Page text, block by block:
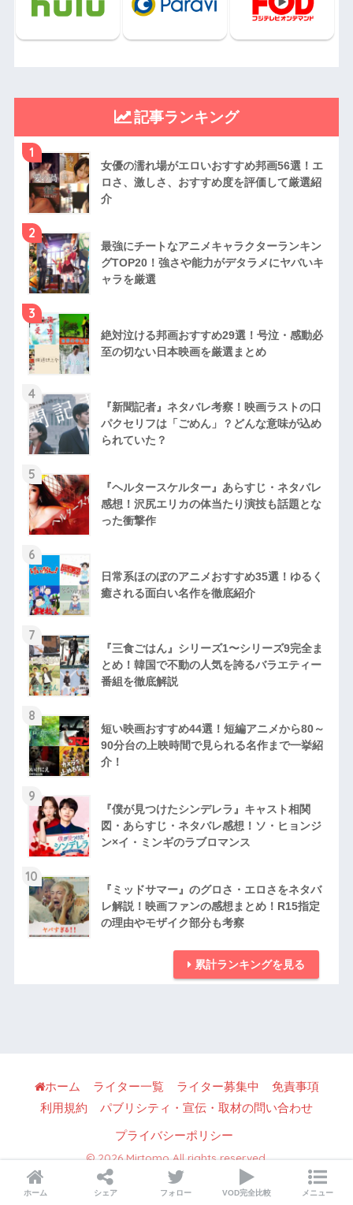
記事ランキング
1
女優の濡れ場がエロいおすすめ邦画56選！エ
ロさ、激しさ、おすすめ度を評価して厳選紹
介
2
最強にチートなアニメキャラクターランキン
グTOP20！強さや能力がデタラメにヤバいキ
ャラを厳選
3
絶対泣ける邦画おすすめ29選！号泣・感動必
至の切ない日本映画を厳選まとめ
4
『新聞記者』ネタバレ考察！映画ラストの口
パクセリフは「ごめん」？どんな意味が込め
られていた？
5
『ヘルタースケルター』あらすじ・ネタバレ
感想！沢尻エリカの体当たり演技も話題とな
った衝撃作
6
日常系ほのぼのアニメおすすめ35選！ゆるく
癒される面白い名作を徹底紹介
7
『三食ごはん』シリーズ1〜シリーズ9完全ま
とめ！韓国で不動の人気を誇るバラエティー
番組を徹底解説
8
短い映画おすすめ44選！短編アニメから80～
90分台の上映時間で見られる名作まで一挙紹
介！
9
『僕が見つけたシンデレラ』キャスト相関
図・あらすじ・ネタバレ感想！ソ・ヒョンジ
ン×イ・ミンギのラブロマンス
10
『ミッドサマー』のグロさ・エロさをネタバ
レ解説！映画ファンの感想まとめ！R15指定
の理由やモザイク部分も考察
累計ランキングを見る
ホーム ライター一覧 ライター募集中
免責事項
利用規約
パブリシティ・宣伝・取材の問い合わせ
プライバシーポリシー
© 2026 Mirtomo All rights reserved.
ホーム シェア フォロー VOD完全比較 メニュー